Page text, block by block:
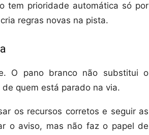
tem prioridade automática só por
regras novas na pista.
O pano branco não substitui o
quem está parado na via.
os recursos corretos e seguir as
o aviso, mas não faz o papel de